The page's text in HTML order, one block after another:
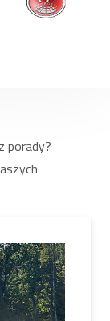
się silnie
a
co
lub
do
swoje
porady?